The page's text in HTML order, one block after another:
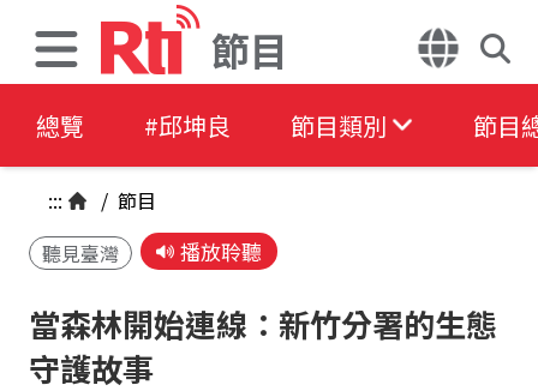
節目
總覽 #邱坤良 節目類別 節目
::: / 節目
聽見臺灣
播放聆聽
當森林開始連線：新竹分署的生態
守護故事